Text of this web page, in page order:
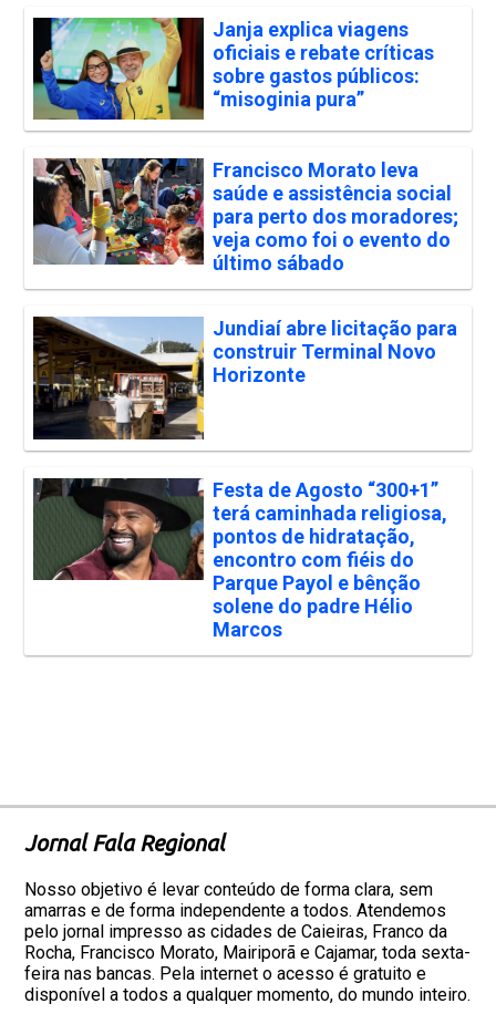
Janja explica viagens
oficiais e rebate críticas
sobre gastos públicos:
“misoginia pura”
Francisco Morato leva
saúde e assistência social
para perto dos moradores;
veja como foi o evento do
último sábado
Jundiaí abre licitação para
construir Terminal Novo
Horizonte
Festa de Agosto “300+1”
terá caminhada religiosa,
pontos de hidratação,
encontro com fiéis do
Parque Payol e bênção
solene do padre Hélio
Marcos
Jornal Fala Regional
Nosso objetivo é levar conteúdo de forma clara, sem
amarras e de forma independente a todos. Atendemos
pelo jornal impresso as cidades de Caieiras, Franco da
Rocha, Francisco Morato, Mairiporã e Cajamar, toda sexta-
feira nas bancas. Pela internet o acesso é gratuito e
disponível a todos a qualquer momento, do mundo inteiro.